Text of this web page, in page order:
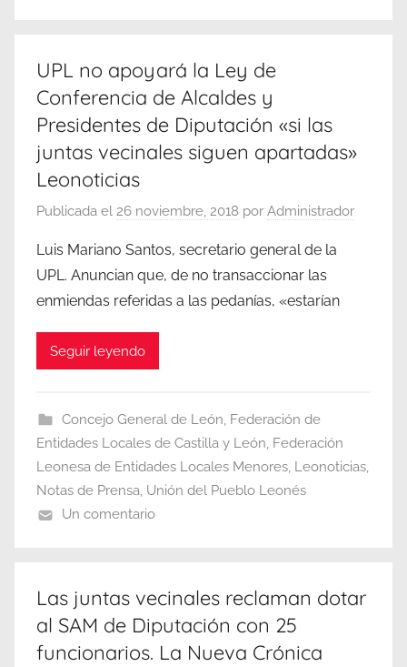
UPL no apoyará la Ley de
Conferencia de Alcaldes y
Presidentes de Diputación «si las
juntas vecinales siguen apartadas»
Leonoticias
Publicada el 26 noviembre, 2018 por Administrador
Luis Mariano Santos, secretario general de la
UPL. Anuncian que, de no transaccionar las
enmiendas referidas a las pedanías, «estarían
Seguir leyendo
Concejo General de León, Federación de
Entidades Locales de Castilla y León, Federación
Leonesa de Entidades Locales Menores, Leonoticias,
Notas de Prensa, Unión del Pueblo Leonés
Un comentario
Las juntas vecinales reclaman dotar
al SAM de Diputación con 25
funcionarios. La Nueva Crónica